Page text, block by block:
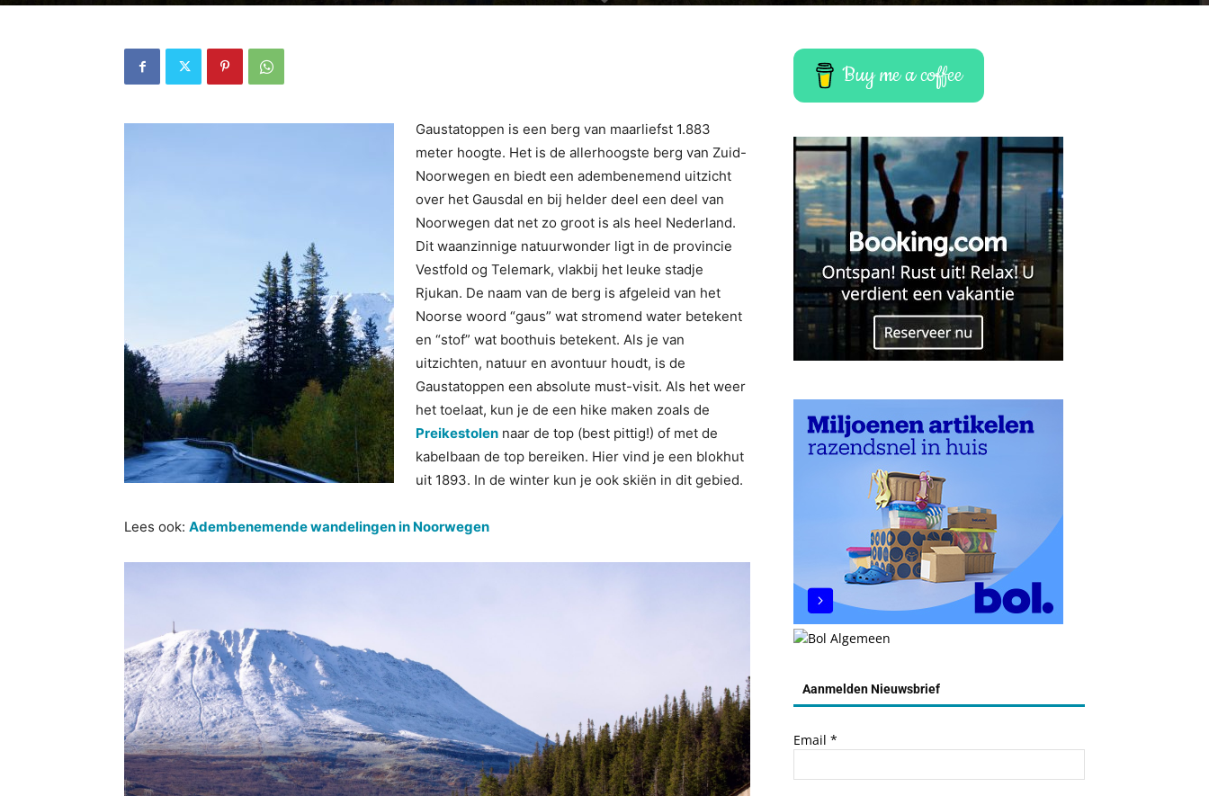
Gaustatoppen is een berg van maarliefst 1.883
meter hoogte. Het is de allerhoogste berg van Zuid-
Noorwegen en biedt een adembenemend uitzicht
over het Gausdal en bij helder deel een deel van
Noorwegen dat net zo groot is als heel Nederland.
Dit waanzinnige natuurwonder ligt in de provincie
Vestfold og Telemark, vlakbij het leuke stadje
Rjukan. De naam van de berg is afgeleid van het
Noorse woord “gaus” wat stromend water betekent
en “stof” wat boothuis betekent. Als je van
uitzichten, natuur en avontuur houdt, is de
Gaustatoppen een absolute must-visit. Als het weer
het toelaat, kun je de een hike maken zoals de
Preikestolen naar de top (best pittig!) of met de
kabelbaan de top bereiken. Hier vind je een blokhut
uit 1893. In de winter kun je ook skiën in dit gebied.
Lees ook: Adembenemende wandelingen in Noorwegen
Buy me a coffee
Aanmelden Nieuwsbrief
Email *